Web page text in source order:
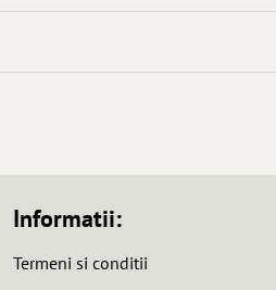
Informatii:
Termeni si conditii